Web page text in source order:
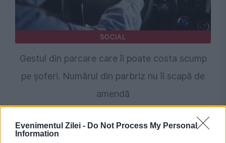
Evenimentul Zilei - Do Not Process My Personal
Information
SOCIAL
Gestul din parcare care îi poate costa scump
pe șoferi. Numărul din parbriz nu îi scapă de
amendă